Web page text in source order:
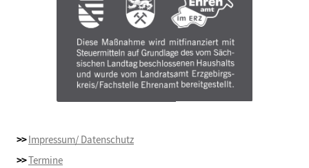
>> Impressum/ Datenschutz
>>Termine